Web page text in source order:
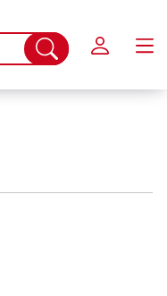
Suche
abschicken